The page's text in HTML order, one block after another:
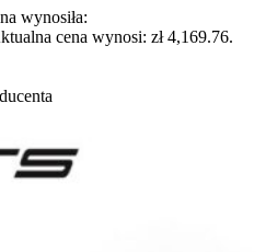
wynosiła:
cena wynosi: zł 4,169.76.